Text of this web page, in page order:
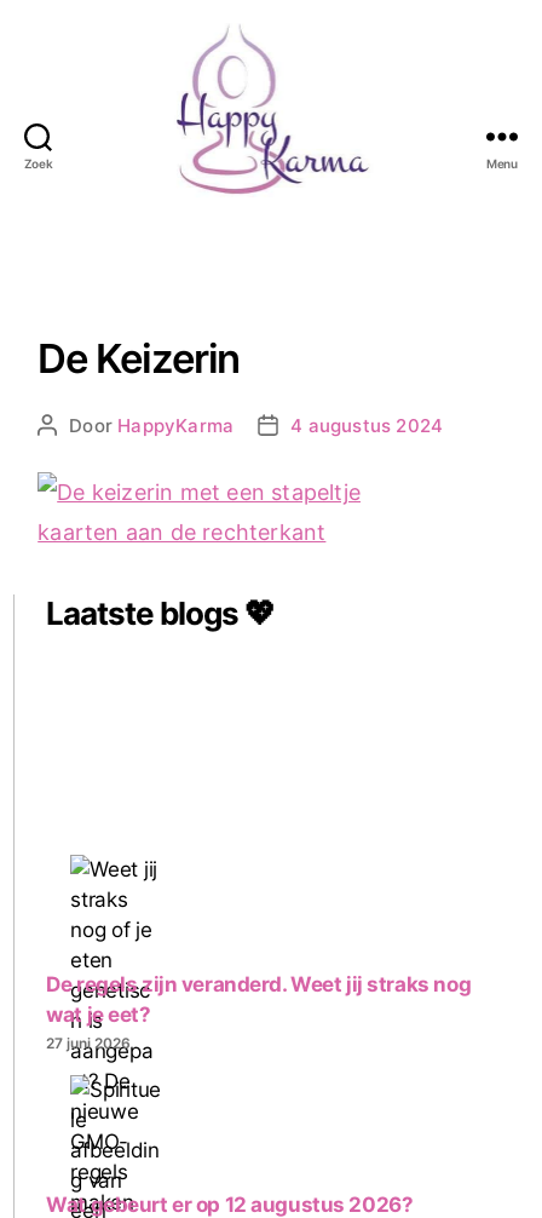
Zoek Menu
De Keizerin
Berichtauteur
Door HappyKarma Berichtdatum
4 augustus 2024
Laatste blogs 💖
De regels zijn veranderd. Weet jij straks nog
wat je eet?
27 juni 2026
Wat gebeurt er op 12 augustus 2026?